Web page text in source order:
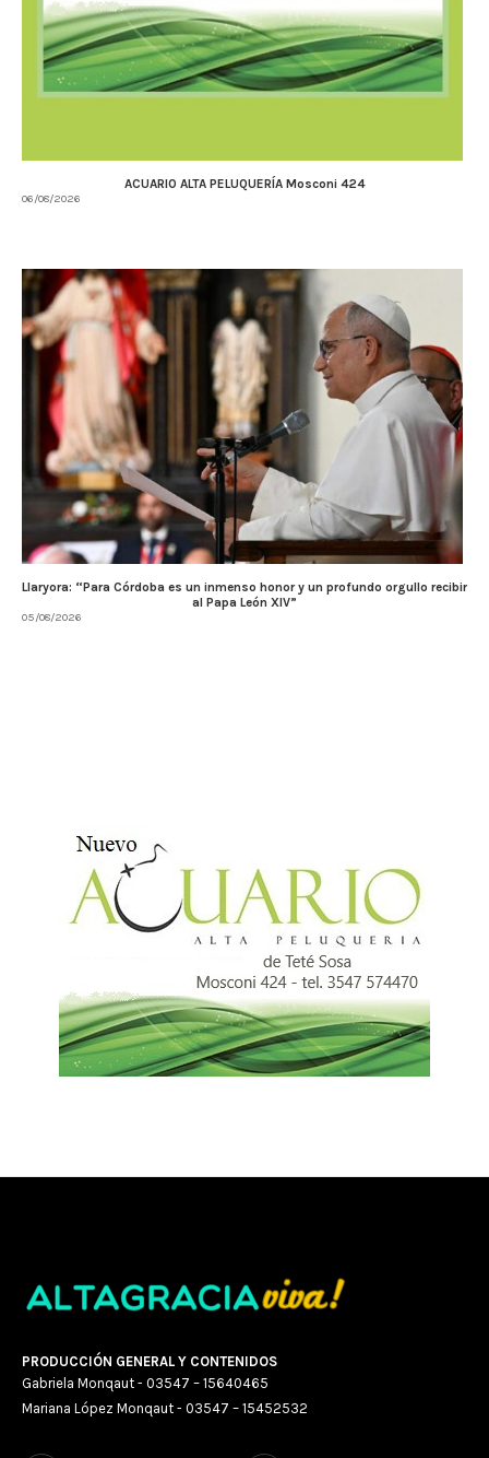
ACUARIO ALTA PELUQUERÍA Mosconi 424
06/08/2026
Llaryora: “Para Córdoba es un inmenso honor y un profundo orgullo recibir
al Papa León XIV”
05/08/2026
PRODUCCIÓN GENERAL Y CONTENIDOS
Gabriela Monqaut - 03547 – 15640465
Mariana López Monqaut - 03547 – 15452532